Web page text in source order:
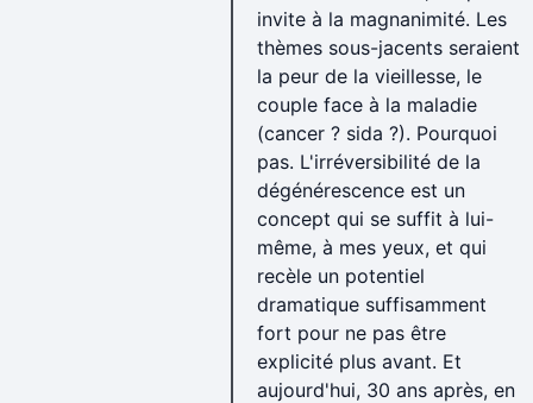
invite à la magnanimité. Les
thèmes sous-jacents seraient
la peur de la vieillesse, le
couple face à la maladie
(cancer ? sida ?). Pourquoi
pas. L'irréversibilité de la
dégénérescence est un
concept qui se suffit à lui-
même, à mes yeux, et qui
recèle un potentiel
dramatique suffisamment
fort pour ne pas être
explicité plus avant. Et
aujourd'hui, 30 ans après, en